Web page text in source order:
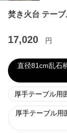
焚き火台 テー
17,020 円
直径81cm乱石
厚手テーブル用
厚手テーブル用